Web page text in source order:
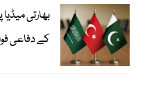
بھارتی
کے دفاعی